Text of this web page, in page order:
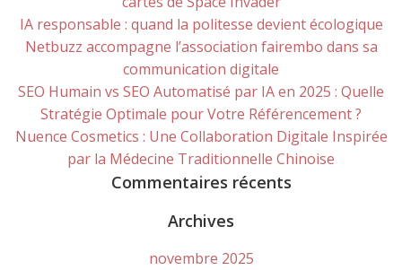
IA responsable : quand la politesse devient écologique
Netbuzz accompagne l’association fairembo dans sa
communication digitale
SEO Humain vs SEO Automatisé par IA en 2025 : Quelle
Stratégie Optimale pour Votre Référencement ?
Nuence Cosmetics : Une Collaboration Digitale Inspirée
par la Médecine Traditionnelle Chinoise
Commentaires récents
Archives
novembre 2025